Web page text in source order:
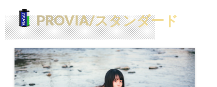
PROVIA/スタンダード